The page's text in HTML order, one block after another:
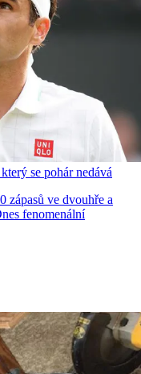
se pohár nedává
zápasů ve dvouhře a
fenomenální